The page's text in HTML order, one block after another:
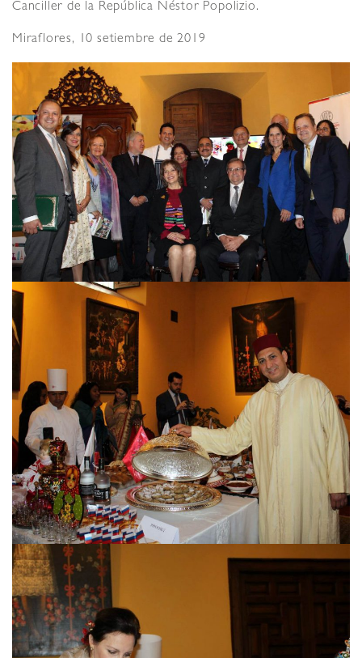
Canciller de la República Néstor Popolizio.
Miraflores, 10 setiembre de 2019